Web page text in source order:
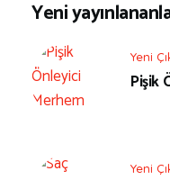
Yeni
Yeni
Pişik
Yeni